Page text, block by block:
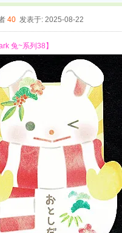
40 发表于: 2025-08-22
兔~系列38】